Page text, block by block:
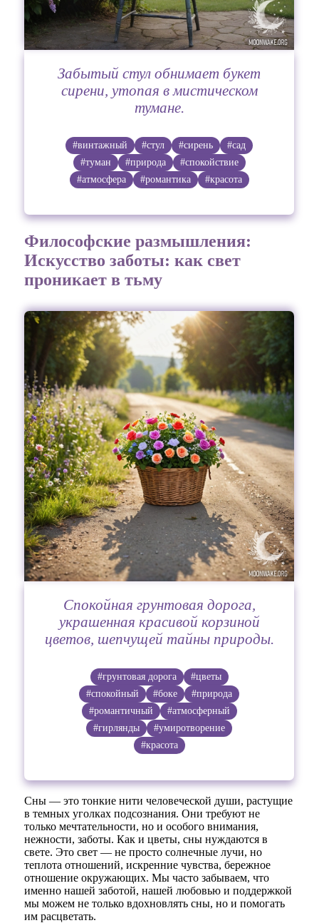
Забытый стул обнимает букет
сирени, утопая в мистическом
тумане.
#винтажный #стул #сирень
#сад
#туман
#природа
#спокойствие
#атмосфера
#романтика #красота
Философские размышления:
Искусство заботы: как свет
проникает в тьму
Спокойная грунтовая дорога,
украшенная красивой корзиной
цветов, шепчущей тайны природы.
#грунтовая дорога
#цветы
#спокойный
#боке
#природа
#романтичный
#атмосферный
#гирлянды
#умиротворение
#красота
Сны — это тонкие нити человеческой души, растущие
в темных уголках подсознания. Они требуют не
только мечтательности, но и особого внимания,
нежности, заботы. Как и цветы, сны нуждаются в
свете. Это свет — не просто солнечные лучи, но
теплота отношений, искренние чувства, бережное
отношение окружающих. Мы часто забываем, что
именно нашей заботой, нашей любовью и поддержкой
мы можем не только вдохновлять сны, но и помогать
им расцветать.